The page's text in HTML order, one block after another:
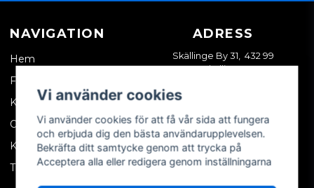
NAVIGATION
Hem
Företagskund
Kontakta oss
Om oss
Köpvillkor
Tips & trix
ADRESS
Skällinge By 31, 432 99
Skällinge
Vi använder cookies
Vi använder cookies för att få vår sida att fungera
och erbjuda dig den bästa användarupplevelsen.
Bekräfta ditt samtycke genom att trycka på
Acceptera alla eller redigera genom inställningarna